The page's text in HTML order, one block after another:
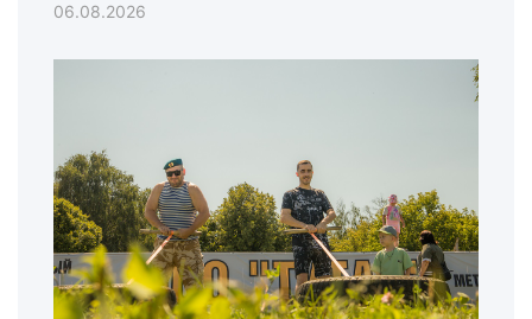
06.08.2026